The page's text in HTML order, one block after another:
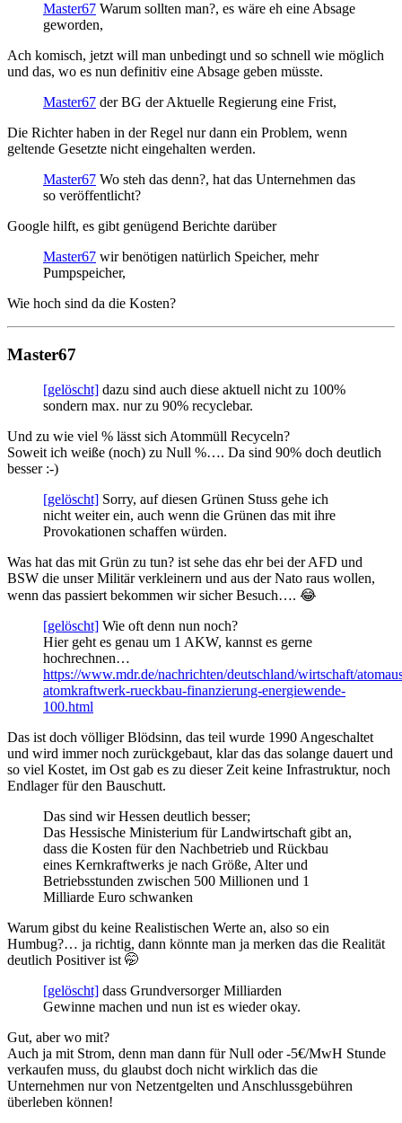
Master67 Warum sollten man?, es wäre eh eine Absage
geworden,
Ach komisch, jetzt will man unbedingt und so schnell wie möglich
und das, wo es nun definitiv eine Absage geben müsste.
Master67 der BG der Aktuelle Regierung eine Frist,
Die Richter haben in der Regel nur dann ein Problem, wenn
geltende Gesetzte nicht eingehalten werden.
Master67 Wo steh das denn?, hat das Unternehmen das
so veröffentlicht?
Google hilft, es gibt genügend Berichte darüber
Master67 wir benötigen natürlich Speicher, mehr
Pumpspeicher,
Wie hoch sind da die Kosten?
Master67
[gelöscht] dazu sind auch diese aktuell nicht zu 100%
sondern max. nur zu 90% recyclebar.
Und zu wie viel % lässt sich Atommüll Recyceln?
Soweit ich weiße (noch) zu Null %…. Da sind 90% doch deutlich
besser :-)
[gelöscht] Sorry, auf diesen Grünen Stuss gehe ich
nicht weiter ein, auch wenn die Grünen das mit ihre
Provokationen schaffen würden.
Was hat das mit Grün zu tun? ist sehe das ehr bei der AFD und
BSW die unser Militär verkleinern und aus der Nato raus wollen,
wenn das passiert bekommen wir sicher Besuch…. 😂
[gelöscht] Wie oft denn nun noch?
Hier geht es genau um 1 AKW, kannst es gerne
hochrechnen…
https://www.mdr.de/nachrichten/deutschland/wirtschaft/
atomkraftwerk-rueckbau-finanzierung-energiewende-
100.html
Das ist doch völliger Blödsinn, das teil wurde 1990 Angeschaltet
und wird immer noch zurückgebaut, klar das das solange dauert und
so viel Kostet, im Ost gab es zu dieser Zeit keine Infrastruktur, noch
Endlager für den Bauschutt.
Das sind wir Hessen deutlich besser;
Das Hessische Ministerium für Landwirtschaft gibt an,
dass die Kosten für den Nachbetrieb und Rückbau
eines Kernkraftwerks je nach Größe, Alter und
Betriebsstunden zwischen 500 Millionen und 1
Milliarde Euro schwanken
Warum gibst du keine Realistischen Werte an, also so ein
Humbug?… ja richtig, dann könnte man ja merken das die Realität
deutlich Positiver ist 🤭
[gelöscht] dass Grundversorger Milliarden
Gewinne machen und nun ist es wieder okay.
Gut, aber wo mit?
Auch ja mit Strom, denn man dann für Null oder -5€/MwH Stunde
verkaufen muss, du glaubst doch nicht wirklich das die
Unternehmen nur von Netzentgelten und Anschlussgebühren
überleben können!